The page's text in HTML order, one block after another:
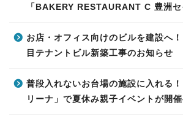
「BAKERY RESTAURANT C 豊洲セ
お店・オフィス向けのビルを建設へ
目テナントビル新築工事のお知らせ
普段入れないお台場の施設に入れる
リーナ」で夏休み親子イベントが開催